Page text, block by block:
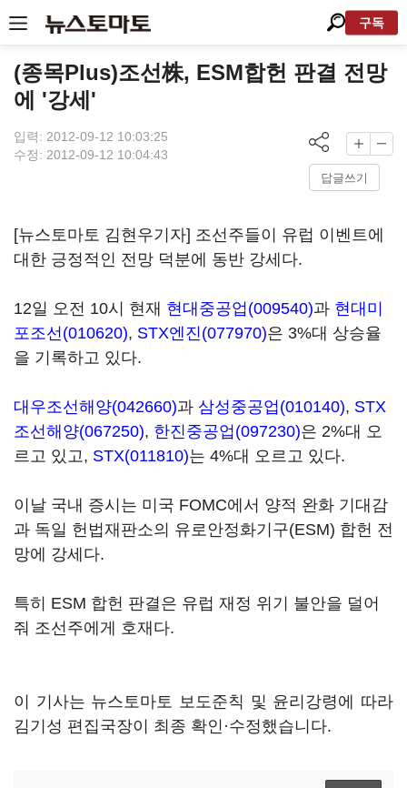
구독
(종목Plus)조선株, ESM합헌 판결 전망
에 '강세'
입력: 2012-09-12 10:03:25
수정: 2012-09-12 10:04:43
답글쓰기
[뉴스토마토 김현우기자] 조선주들이 유럽 이벤트에
대한 긍정적인 전망 덕분에 동반 강세다.
12일 오전 10시 현재 현대중공업(009540)과 현대미
포조선(010620), STX엔진(077970)은 3%대 상승율
을 기록하고 있다.
대우조선해양(042660)과 삼성중공업(010140), STX
조선해양(067250), 한진중공업(097230)은 2%대 오
르고 있고, STX(011810)는 4%대 오르고 있다.
이날 국내 증시는 미국 FOMC에서 양적 완화 기대감
과 독일 헌법재판소의 유로안정화기구(ESM) 합헌 전
망에 강세다.
특히 ESM 합헌 판결은 유럽 재정 위기 불안을 덜어
줘 조선주에게 호재다.
이 기사는 뉴스토마토 보도준칙 및 윤리강령에 따라
김기성 편집국장이 최종 확인·수정했습니다.